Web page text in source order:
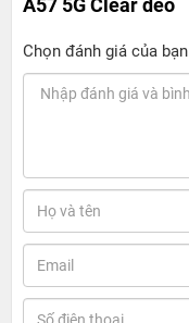
A57 5G Clear dẻo
Chọn đánh giá của bạn